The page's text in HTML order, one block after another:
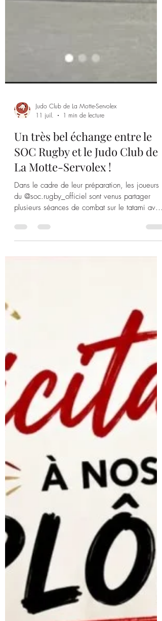
Judo Club de La Motte-Servolex
11 juil.
1 min de lecture
Un très bel échange entre le
SOC Rugby et le Judo Club de
La Motte-Servolex !
Dans le cadre de leur préparation, les joueurs
du @soc.rugby_officiel sont venus partager
en échanges, en engagement et en respect,